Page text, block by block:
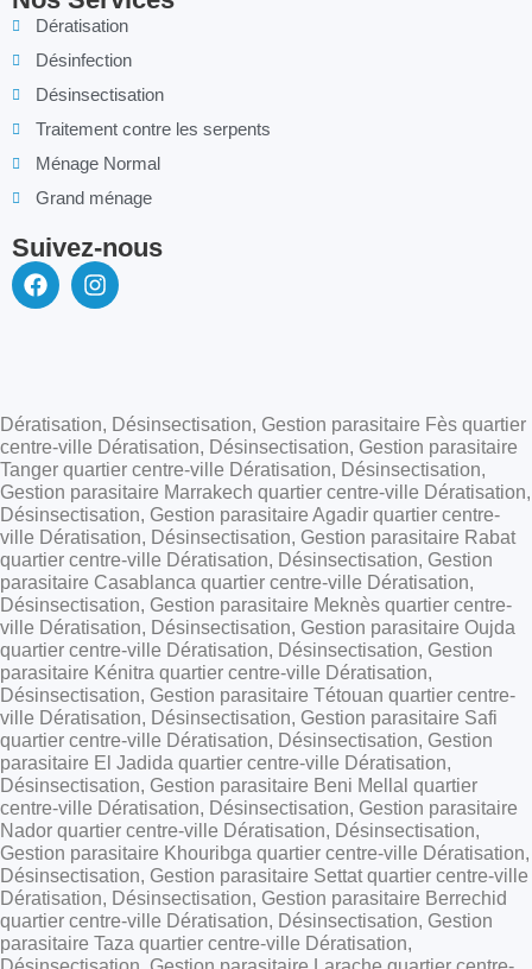
Dératisation
Désinfection
Désinsectisation
Traitement contre les serpents
Ménage Normal
Grand ménage
Suivez-nous
Dératisation, Désinsectisation, Gestion parasitaire Fès quartier
centre-ville Dératisation, Désinsectisation, Gestion parasitaire
Tanger quartier centre-ville Dératisation, Désinsectisation,
Gestion parasitaire Marrakech quartier centre-ville Dératisation,
Désinsectisation, Gestion parasitaire Agadir quartier centre-
ville Dératisation, Désinsectisation, Gestion parasitaire Rabat
quartier centre-ville Dératisation, Désinsectisation, Gestion
parasitaire Casablanca quartier centre-ville Dératisation,
Désinsectisation, Gestion parasitaire Meknès quartier centre-
ville Dératisation, Désinsectisation, Gestion parasitaire Oujda
quartier centre-ville Dératisation, Désinsectisation, Gestion
parasitaire Kénitra quartier centre-ville Dératisation,
Désinsectisation, Gestion parasitaire Tétouan quartier centre-
ville Dératisation, Désinsectisation, Gestion parasitaire Safi
quartier centre-ville Dératisation, Désinsectisation, Gestion
parasitaire El Jadida quartier centre-ville Dératisation,
Désinsectisation, Gestion parasitaire Beni Mellal quartier
centre-ville Dératisation, Désinsectisation, Gestion parasitaire
Nador quartier centre-ville Dératisation, Désinsectisation,
Gestion parasitaire Khouribga quartier centre-ville Dératisation,
Désinsectisation, Gestion parasitaire Settat quartier centre-ville
Dératisation, Désinsectisation, Gestion parasitaire Berrechid
quartier centre-ville Dératisation, Désinsectisation, Gestion
parasitaire Taza quartier centre-ville Dératisation,